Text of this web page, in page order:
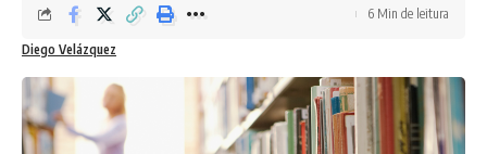
Diego Velázquez
6 Min de leitura